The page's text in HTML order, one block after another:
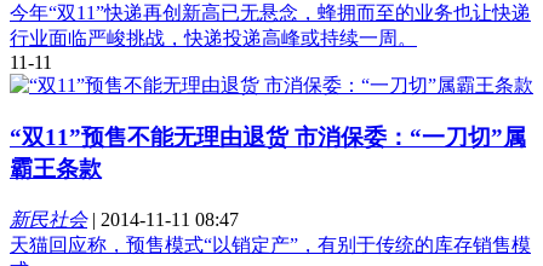
今年“双11”快递再创新高已无悬念，蜂拥而至的业务也让快递
行业面临严峻挑战，快递投递高峰或持续一周。
11-11
“双11”预售不能无理由退货 市消保委：“一刀切”属
霸王条款
新民社会| 2014-11-11 08:47
天猫回应称，预售模式“以销定产”，有别于传统的库存销售模